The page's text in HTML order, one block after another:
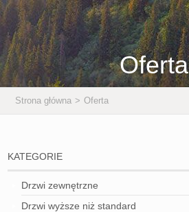
Oferta
Strona główna > Oferta
KATEGORIE
Drzwi zewnętrzne
Drzwi wyższe niż standard